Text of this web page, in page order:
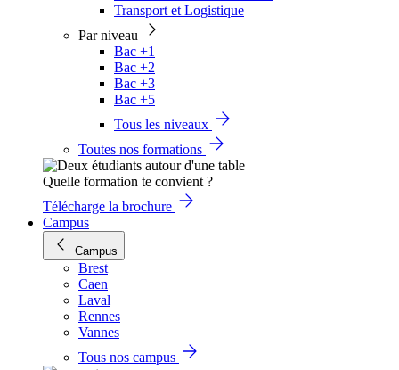
Transport et Logistique
Par niveau
Bac +1
Bac +2
Bac +3
Bac +5
Tous les niveaux
Toutes nos formations
Quelle formation te convient ?
Télécharge la brochure
Campus
Campus
Brest
Caen
Laval
Rennes
Vannes
Tous nos campus